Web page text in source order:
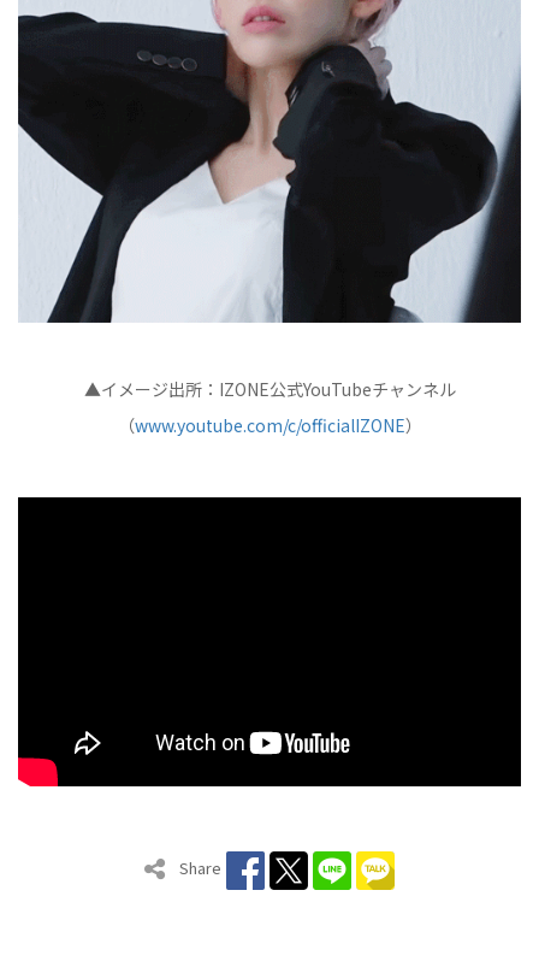
▲イメージ出所：IZONE公式YouTubeチャンネル
（www.youtube.com/c/officialIZONE）
Share